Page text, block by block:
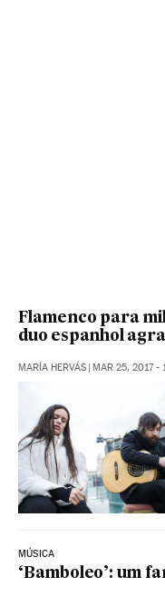
Flamenco para
duo espanhol
MARÍA HERVÁS | MAR 25, 2017 -
MÚSICA
‘Bamboleo’: um